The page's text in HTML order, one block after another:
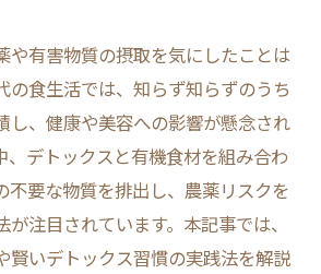
や有害物質の摂取を気にしたことは
の食生活では、知らず知らずのうち
し、健康や美容への影響が懸念され
、デトックスと有機食材を組み合わ
不要な物質を排出し、農薬リスクを
注目されています。本記事では、
賢いデトックス習慣の実践法を解説